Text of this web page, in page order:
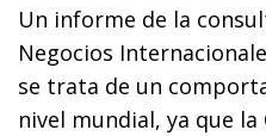
Un informe de la
Negocios
se trata de un
nivel mundial, ya que